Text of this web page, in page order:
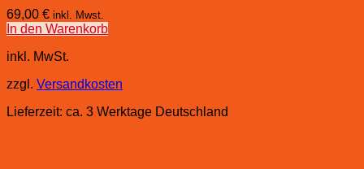
69,00 € inkl. Mwst.
In den Warenkorb
inkl. MwSt.
zzgl. Versandkosten
Lieferzeit: ca. 3 Werktage Deutschland